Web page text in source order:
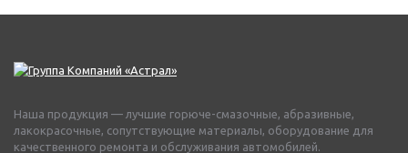
Наша продукция — лучшие горюче-смазочные, абразивные,
лакокрасочные, сопутствующие материалы, оборудование для
качественного ремонта и обслуживания автомобилей.